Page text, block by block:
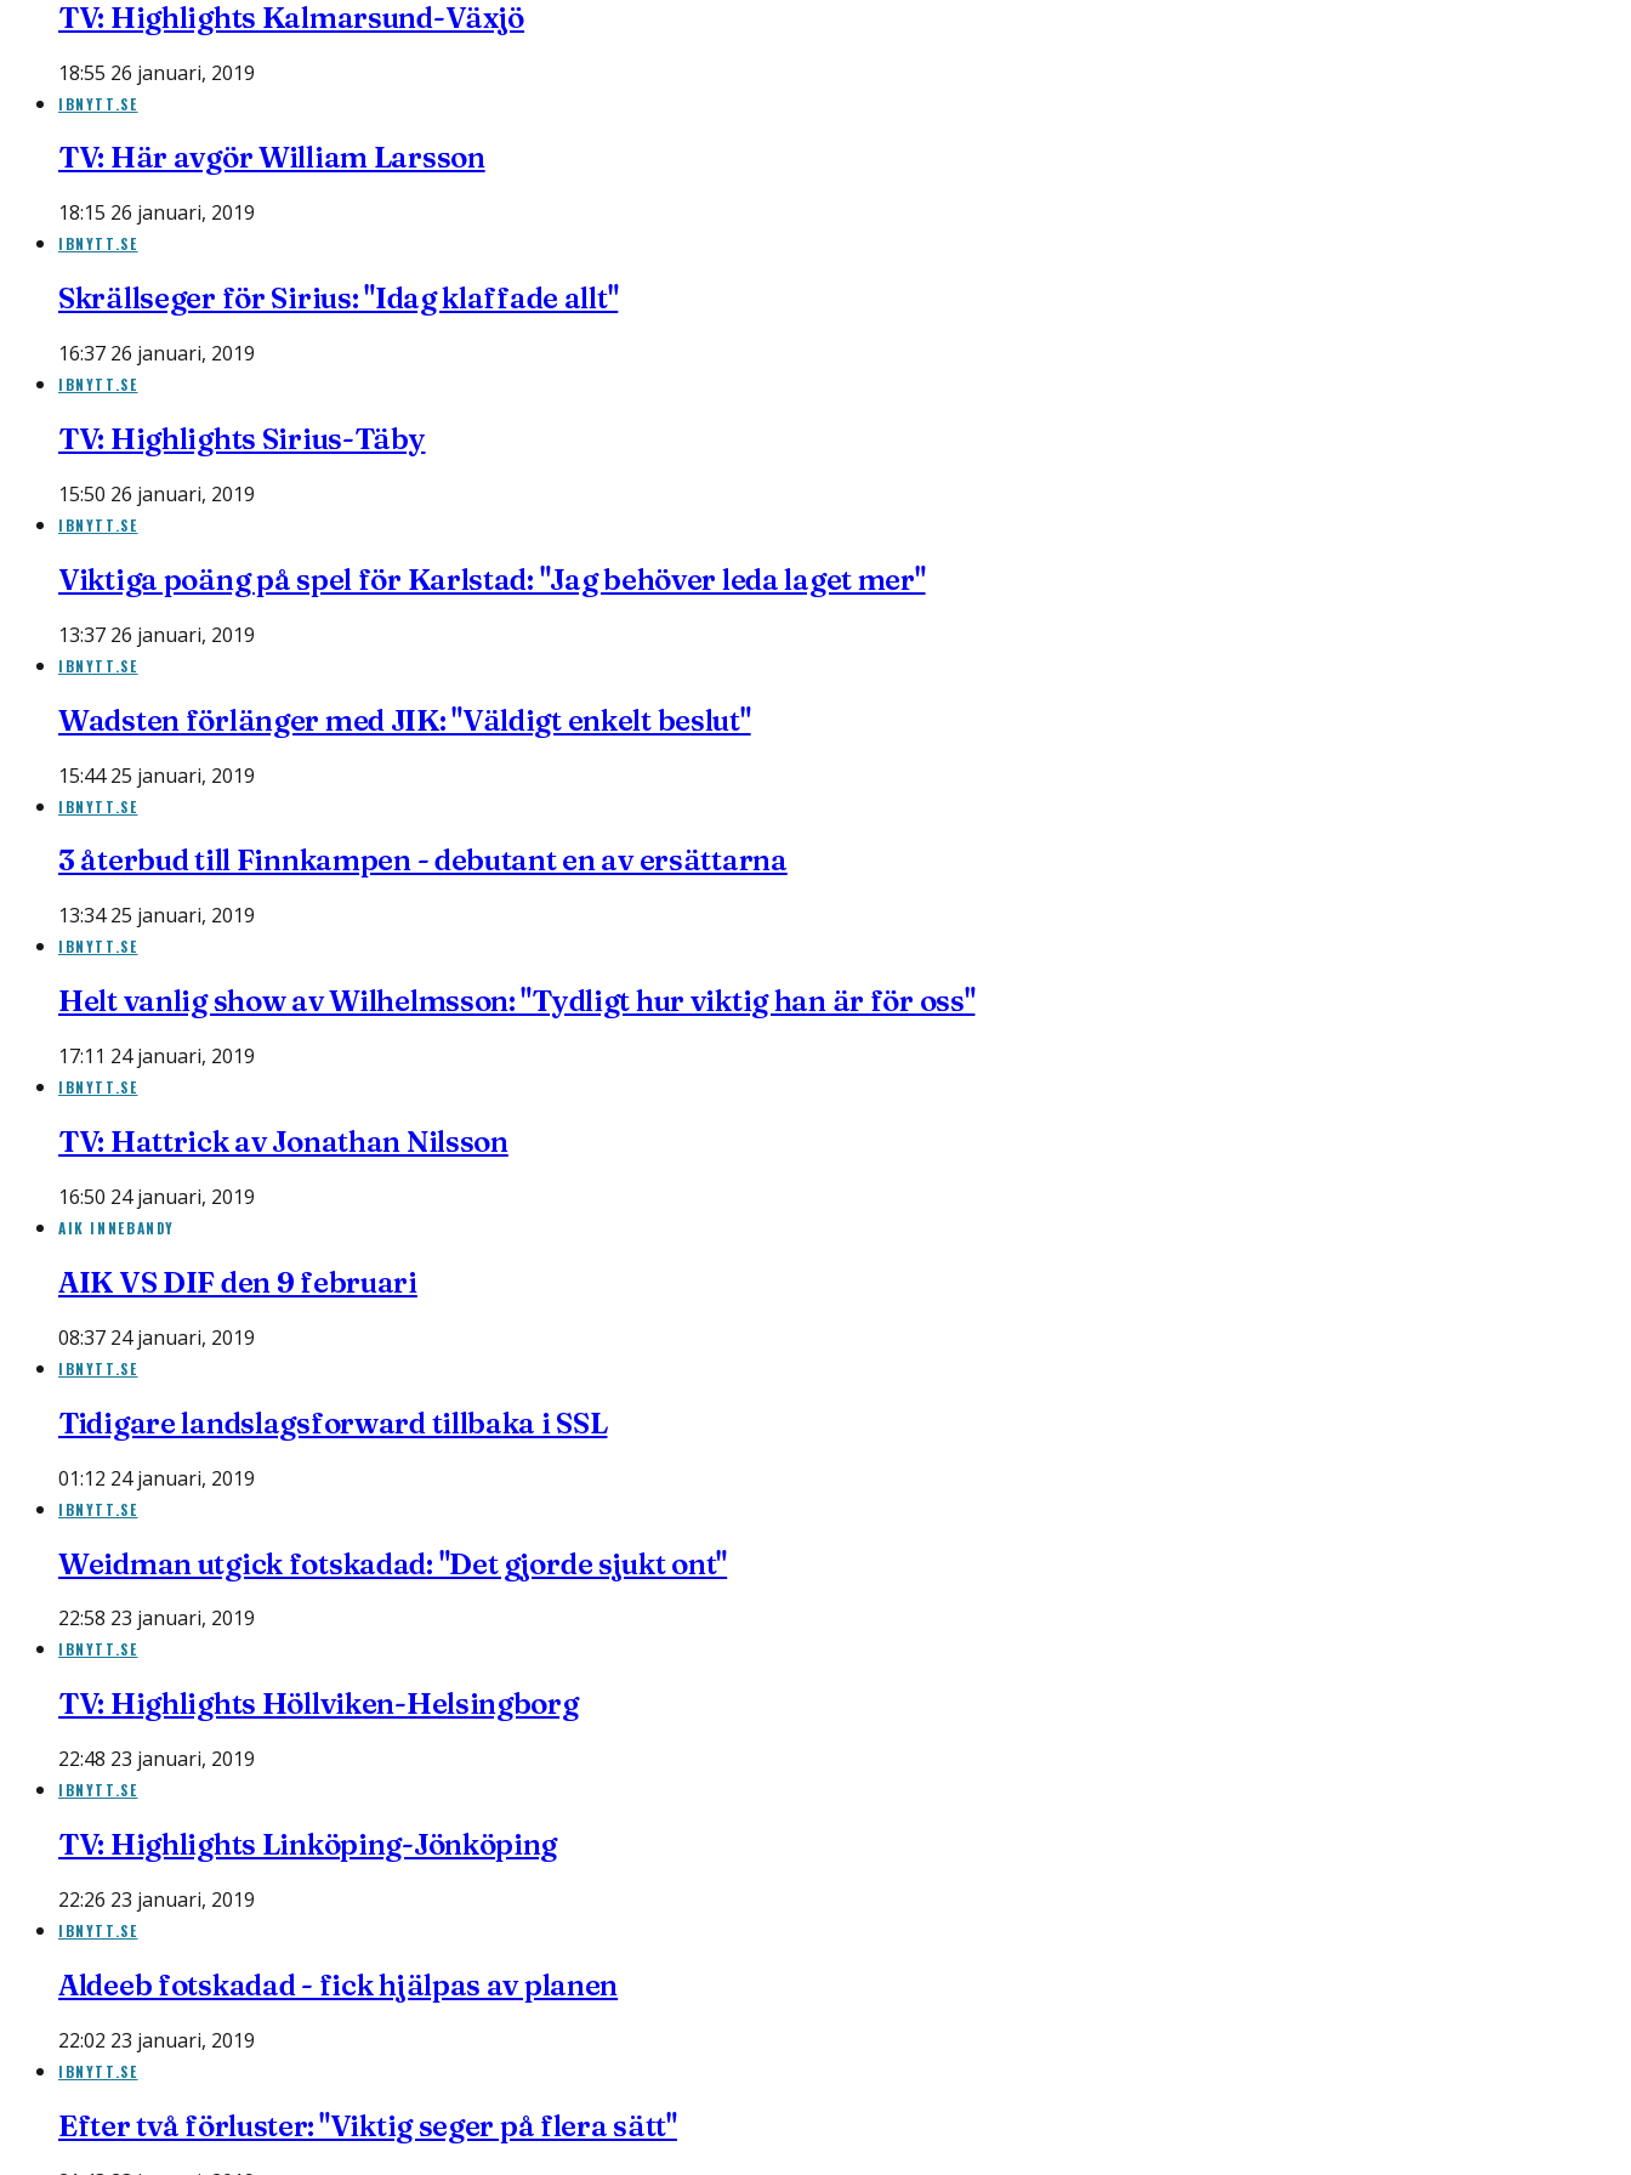
TV: Highlights Kalmarsund-Växjö
18:55 26 januari, 2019
IBNYTT.SE
TV: Här avgör William Larsson
18:15 26 januari, 2019
IBNYTT.SE
Skrällseger för Sirius: "Idag klaffade allt"
16:37 26 januari, 2019
IBNYTT.SE
TV: Highlights Sirius-Täby
15:50 26 januari, 2019
IBNYTT.SE
Viktiga poäng på spel för Karlstad: "Jag behöver leda laget mer"
13:37 26 januari, 2019
IBNYTT.SE
Wadsten förlänger med JIK: "Väldigt enkelt beslut"
15:44 25 januari, 2019
IBNYTT.SE
3 återbud till Finnkampen - debutant en av ersättarna
13:34 25 januari, 2019
IBNYTT.SE
Helt vanlig show av Wilhelmsson: "Tydligt hur viktig han är för oss"
17:11 24 januari, 2019
IBNYTT.SE
TV: Hattrick av Jonathan Nilsson
16:50 24 januari, 2019
AIK INNEBANDY
AIK VS DIF den 9 februari
08:37 24 januari, 2019
IBNYTT.SE
Tidigare landslagsforward tillbaka i SSL
01:12 24 januari, 2019
IBNYTT.SE
Weidman utgick fotskadad: "Det gjorde sjukt ont"
22:58 23 januari, 2019
IBNYTT.SE
TV: Highlights Höllviken-Helsingborg
22:48 23 januari, 2019
IBNYTT.SE
TV: Highlights Linköping-Jönköping
22:26 23 januari, 2019
IBNYTT.SE
Aldeeb fotskadad - fick hjälpas av planen
22:02 23 januari, 2019
IBNYTT.SE
Efter två förluster: "Viktig seger på flera sätt"